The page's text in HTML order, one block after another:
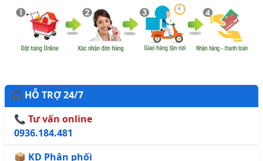
🎧 HỖ TRỢ 24/7
📞 Tư vấn online
0936.184.481
📦 KD Phân phối